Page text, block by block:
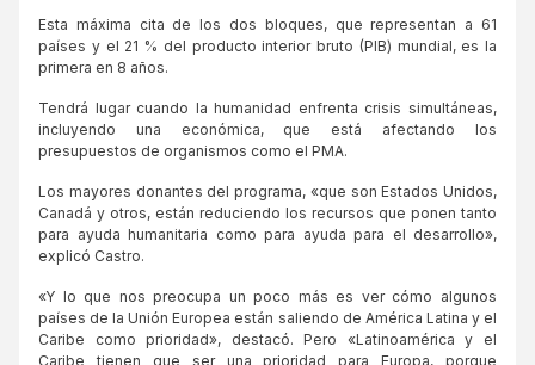
Esta máxima cita de los dos bloques, que representan a 61
países y el 21 % del producto interior bruto (PIB) mundial, es la
primera en 8 años.
Tendrá lugar cuando la humanidad enfrenta crisis simultáneas,
incluyendo una económica, que está afectando los
presupuestos de organismos como el PMA.
Los mayores donantes del programa, «que son Estados Unidos,
Canadá y otros, están reduciendo los recursos que ponen tanto
para ayuda humanitaria como para ayuda para el desarrollo»,
explicó Castro.
«Y lo que nos preocupa un poco más es ver cómo algunos
países de la Unión Europea están saliendo de América Latina y el
Caribe como prioridad», destacó. Pero «Latinoamérica y el
Caribe tienen que ser una prioridad para Europa, porque